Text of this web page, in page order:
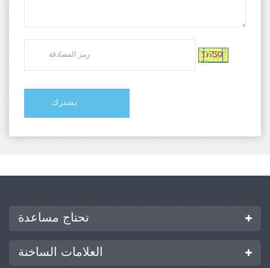
تحتاج مساعدة
العلامات الساخنة